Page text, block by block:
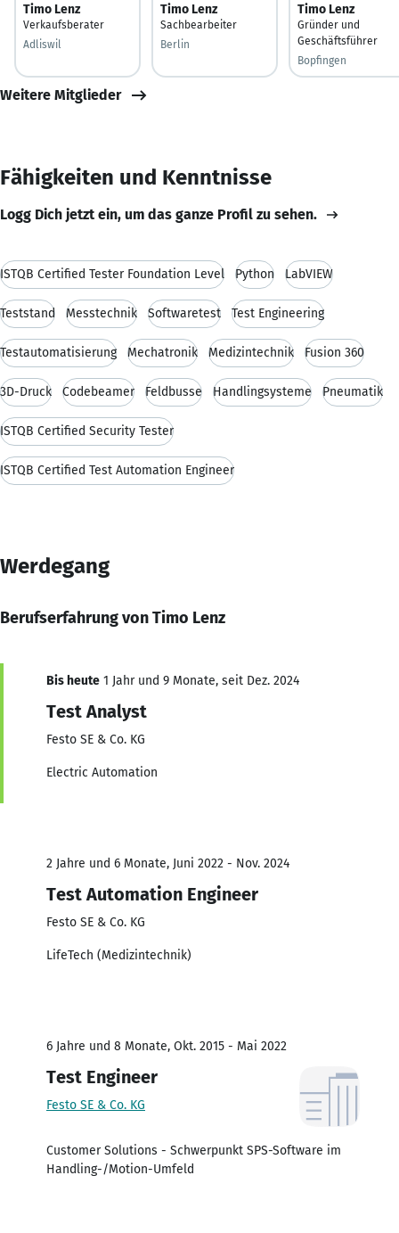
Timo Lenz
Verkaufsberater
Adliswil
Timo Lenz
Sachbearbeiter
Berlin
Timo Lenz
Gründer und
Geschäftsführer
Bopfingen
Weitere Mitglieder
Fähigkeiten und Kenntnisse
Logg Dich jetzt ein, um das ganze Profil zu sehen.
ISTQB Certified Tester Foundation Level Python LabVIEW
Teststand Messtechnik Softwaretest Test Engineering
Testautomatisierung Mechatronik Medizintechnik Fusion 360
3D-Druck Codebeamer Feldbusse Handlingsysteme Pneumatik
ISTQB Certified Security Tester
ISTQB Certified Test Automation Engineer
Werdegang
Berufserfahrung von Timo Lenz
Bis heute 1 Jahr und 9 Monate, seit Dez. 2024
Test Analyst
Festo SE & Co. KG
Electric Automation
2 Jahre und 6 Monate, Juni 2022 - Nov. 2024
Test Automation Engineer
Festo SE & Co. KG
LifeTech (Medizintechnik)
6 Jahre und 8 Monate, Okt. 2015 - Mai 2022
Test Engineer
Festo SE & Co. KG
Customer Solutions - Schwerpunkt SPS-Software im
Handling-/Motion-Umfeld